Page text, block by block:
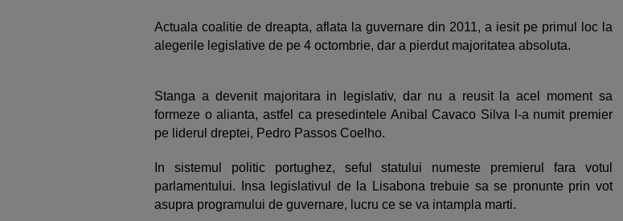
Actuala coalitie de dreapta, aflata la guvernare din 2011, a iesit pe primul loc la
alegerile legislative de pe 4 octombrie, dar a pierdut majoritatea absoluta.
Stanga a devenit majoritara in legislativ, dar nu a reusit la acel moment sa
formeze o alianta, astfel ca presedintele Anibal Cavaco Silva l-a numit premier
pe liderul dreptei, Pedro Passos Coelho.
In sistemul politic portughez, seful statului numeste premierul fara votul
parlamentului. Insa legislativul de la Lisabona trebuie sa se pronunte prin vot
asupra programului de guvernare, lucru ce se va intampla marti.